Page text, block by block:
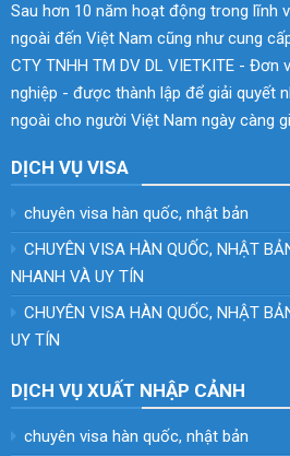
Sau hơn 10 năm hoạt động trong lĩnh
ngoài đến Việt Nam cũng như cung
CTY TNHH TM DV DL VIETKITE -
nghiệp - được thành lập để giải quyết
ngoài cho người Việt Nam ngày càng
DỊCH VỤ VISA
chuyên visa hàn quốc, nhật bản
CHUYÊN VISA HÀN QUỐC, NHẬT
NHANH VÀ UY TÍN
CHUYÊN VISA HÀN QUỐC, NHẬT
UY TÍN
DỊCH VỤ XUẤT NHẬP CẢNH
chuyên visa hàn quốc, nhật bản